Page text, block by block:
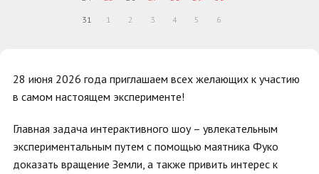
28 июня 2026 года приглашаем всех желающих к участию
в самом настоящем эксперименте!
Главная задача интерактивного шоу – увлекательным
экспериментальным путем с помощью маятника Фуко
доказать вращение Земли, а также привить интерес к
31 1 2 3 4 5 6